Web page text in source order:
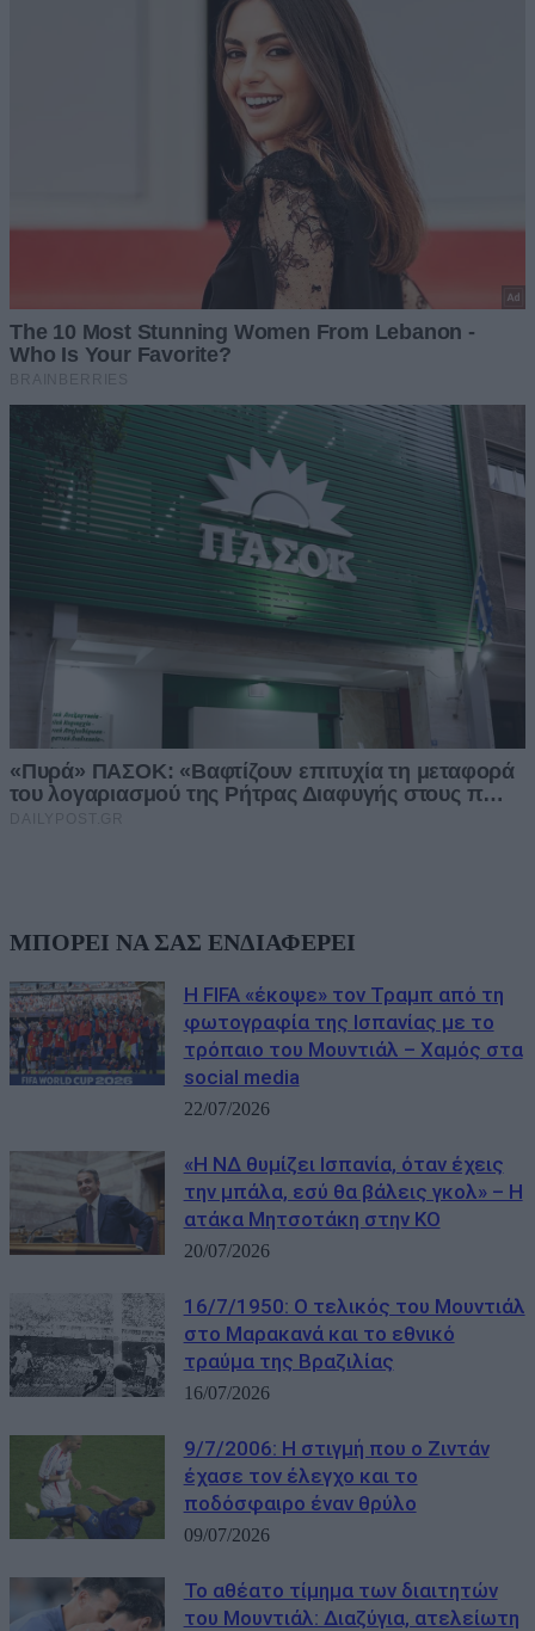
ΜΠΟΡΕΙ ΝΑ ΣΑΣ ΕΝΔΙΑΦΕΡΕΙ
Η FIFA «έκοψε» τον Τραμπ από τη
φωτογραφία της Ισπανίας με το
τρόπαιο του Μουντιάλ – Χαμός στα
social media
22/07/2026
«Η ΝΔ θυμίζει Ισπανία, όταν έχεις
την μπάλα, εσύ θα βάλεις γκολ» – Η
ατάκα Μητσοτάκη στην ΚΟ
20/07/2026
16/7/1950: Ο τελικός του Μουντιάλ
στο Μαρακανά και το εθνικό
τραύμα της Βραζιλίας
16/07/2026
9/7/2006: Η στιγμή που ο Ζιντάν
έχασε τον έλεγχο και το
ποδόσφαιρο έναν θρύλο
09/07/2026
Το αθέατο τίμημα των διαιτητών
του Μουντιάλ: Διαζύγια, ατελείωτη